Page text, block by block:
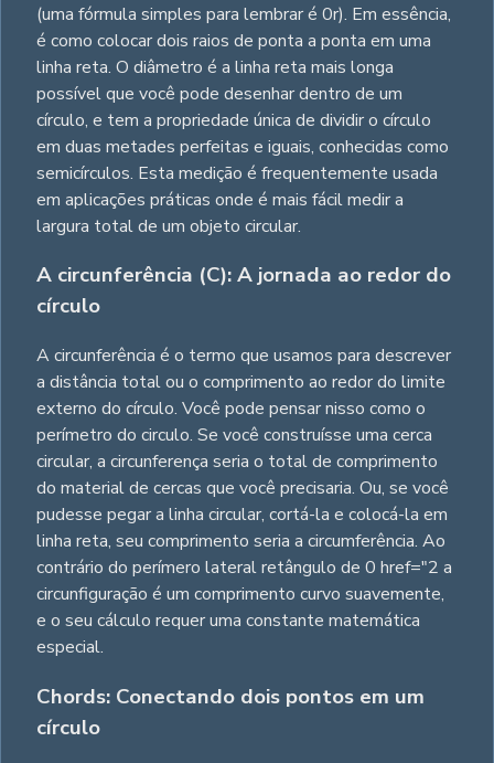
(uma fórmula simples para lembrar é 0r). Em essência,
é como colocar dois raios de ponta a ponta em uma
linha reta. O diâmetro é a linha reta mais longa
possível que você pode desenhar dentro de um
círculo, e tem a propriedade única de dividir o círculo
em duas metades perfeitas e iguais, conhecidas como
semicírculos. Esta medição é frequentemente usada
em aplicações práticas onde é mais fácil medir a
largura total de um objeto circular.
A circunferência (C): A jornada ao redor do
círculo
A circunferência é o termo que usamos para descrever
a distância total ou o comprimento ao redor do limite
externo do círculo. Você pode pensar nisso como o
perímetro do circulo. Se você construísse uma cerca
circular, a circunferença seria o total de comprimento
do material de cercas que você precisaria. Ou, se você
pudesse pegar a linha circular, cortá-la e colocá-la em
linha reta, seu comprimento seria a circumferência. Ao
contrário do perímero lateral retângulo de 0 href="2 a
circunfiguração é um comprimento curvo suavemente,
e o seu cálculo requer uma constante matemática
especial.
Chords: Conectando dois pontos em um
círculo